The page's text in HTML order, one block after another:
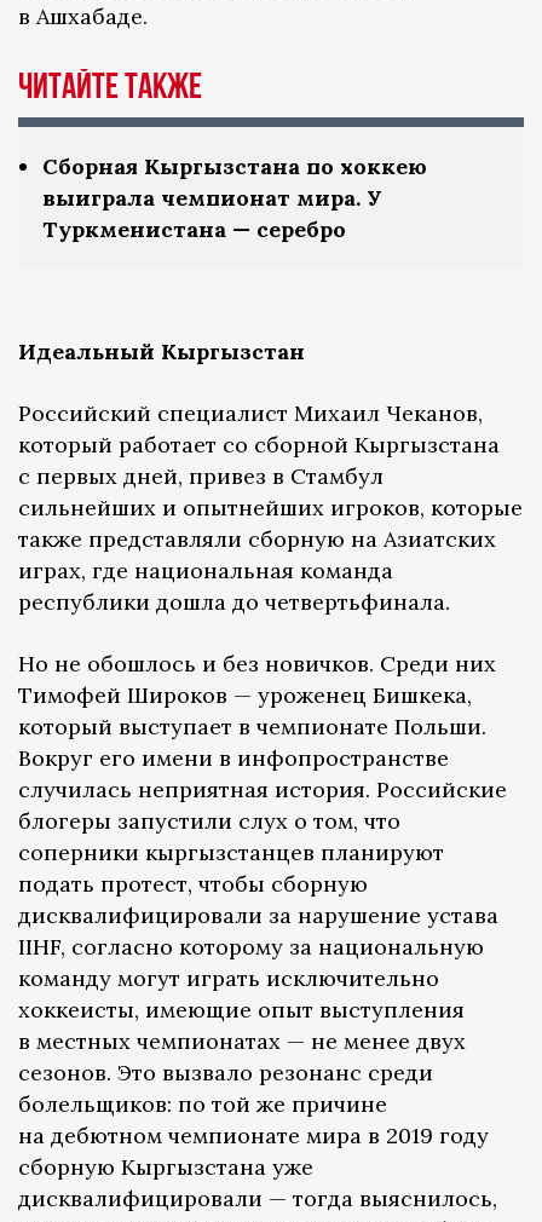
в Ашхабаде.
Читайте также
Сборная Кыргызстана по хоккею
выиграла чемпионат мира. У
Туркменистана — серебро
Идеальный Кыргызстан
Российский специалист Михаил Чеканов,
который работает со сборной Кыргызстана
с первых дней, привез в Стамбул
сильнейших и опытнейших игроков, которые
также представляли сборную на Азиатских
играх, где национальная команда
республики дошла до четвертьфинала.
Но не обошлось и без новичков. Среди них
Тимофей Широков — уроженец Бишкека,
который выступает в чемпионате Польши.
Вокруг его имени в инфопространстве
случилась неприятная история. Российские
блогеры запустили слух о том, что
соперники кыргызстанцев планируют
подать протест, чтобы сборную
дисквалифицировали за нарушение устава
IIHF, согласно которому за национальную
команду могут играть исключительно
хоккеисты, имеющие опыт выступления
в местных чемпионатах — не менее двух
сезонов. Это вызвало резонанс среди
болельщиков: по той же причине
на дебютном чемпионате мира в 2019 году
сборную Кыргызстана уже
дисквалифицировали — тогда выяснилось,